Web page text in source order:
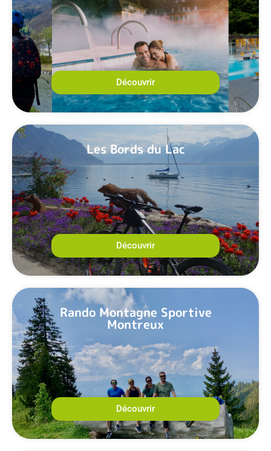
Découvrir
Les Bords du Lac
Découvrir
Rando Montagne Sportive
Montreux
Découvrir